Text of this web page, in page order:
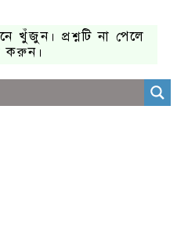
খুঁজুন। প্রশ্নটি না পেলে
করুন।